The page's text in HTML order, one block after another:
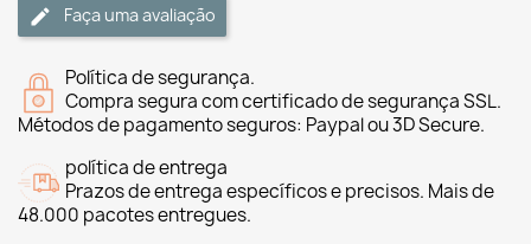
Faça uma avaliação
Política de segurança.
Compra segura com certificado de segurança SSL.
Métodos de pagamento seguros: Paypal ou 3D Secure.
política de entrega
Prazos de entrega específicos e precisos. Mais de
48.000 pacotes entregues.